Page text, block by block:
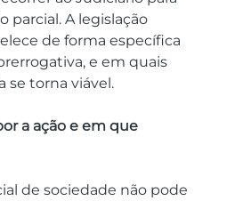
parcial. A legislação
de forma específica
e em quais
se torna viável.
a ação e em que
de sociedade não pode